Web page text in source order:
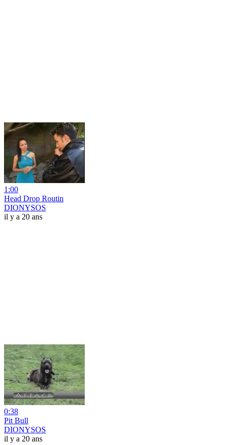
1:00
Head Drop Routin
DIONYSOS
il y a 20 ans
0:38
Pit Bull
DIONYSOS
il y a 20 ans